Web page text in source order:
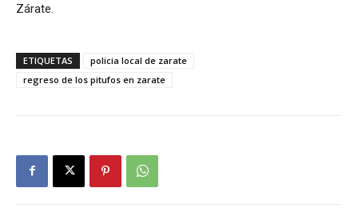
Zárate.
ETIQUETAS
policia local de zarate
regreso de los pitufos en zarate